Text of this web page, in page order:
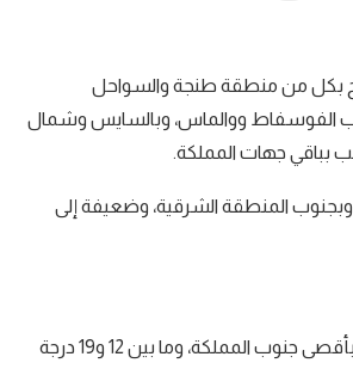
بكل من منطقة طنجة والسواحل
الفوسفاط ووالماس، وبالسايس وشمال
بباقي جهات المملكة.
وبجنوب المنطقة الشرقية، وضعيفة إلى
وستتراوح درجات الحرارة الدنيا، ما بين 07 و13 درجة بالمرتفعات، ما بين 19 و25 درجة بالجنوب الشرقي وبأقصى جنوب المملكة، وما بين 12 و19 درجة